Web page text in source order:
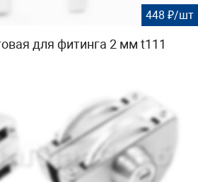
448 ₽/шт
для фитинга 2 мм t111